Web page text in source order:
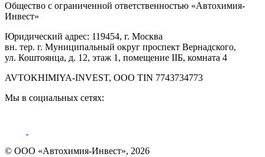
Общество с ограниченной ответственностью «Автохимия-
Инвест»
Юридический адрес: 119454, г. Москва
вн. тер. г. Муниципальный округ проспект Вернадского,
ул. Коштоянца, д. 12, этаж 1, помещение IIБ, комната 4
AVTOKHIMIYA-INVEST, OOO TIN 7743734773
Мы в социальных сетях:
© ООО «Автохимия-Инвест», 2026